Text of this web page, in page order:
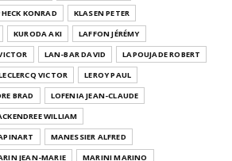
KONRAD
KLASEN PETER
KURODA AKI
LAFFON JÉRÉMY
LAN-BAR DAVID
LAPOUJADE ROBERT
VICTOR
LEROY PAUL
BRAD
LOFENIA JEAN-CLAUDE
WILLIAM
MANESSIER ALFRED
JEAN-MARIE MARINI MARINO